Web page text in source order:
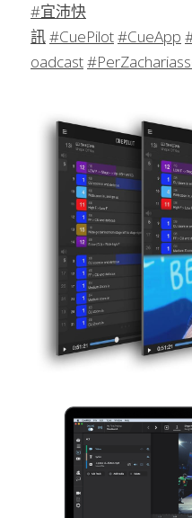
#宜沛快
訊#CuePilot#CueApp
oadcast